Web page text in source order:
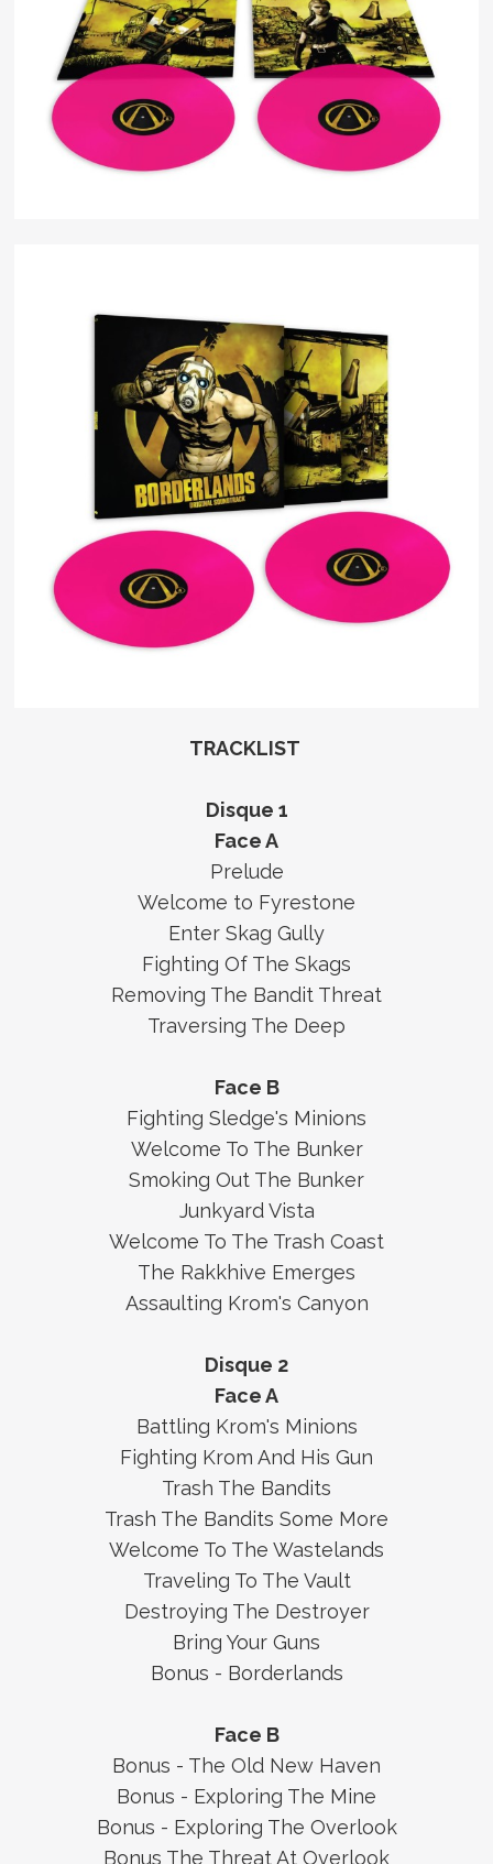
TRACKLIST
Disque 1
Face A
Prelude
Welcome to Fyrestone
Enter Skag Gully
Fighting Of The Skags
Removing The Bandit Threat
Traversing The Deep
Face B
Fighting Sledge's Minions
Welcome To The Bunker
Smoking Out The Bunker
Junkyard Vista
Welcome To The Trash Coast
The Rakkhive Emerges
Assaulting Krom's Canyon
Disque 2
Face A
Battling Krom's Minions
Fighting Krom And His Gun
Trash The Bandits
Trash The Bandits Some More
Welcome To The Wastelands
Traveling To The Vault
Destroying The Destroyer
Bring Your Guns
Bonus - Borderlands
Face B
Bonus - The Old New Haven
Bonus - Exploring The Mine
Bonus - Exploring The Overlook
Bonus The Threat At Overlook